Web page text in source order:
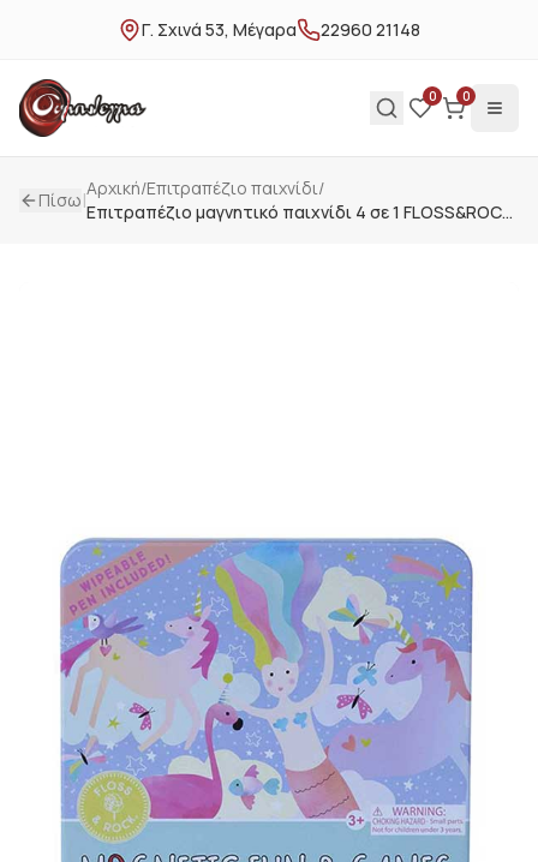
Γ. Σχινά 53, Μέγαρα 22960 21148
0 0
Πίσω|Αρχική/Επιτραπέζιο παιχνίδι/
Επιτραπέζιο μαγνητικό παιχνίδι 4 σε 1 FLOSS&ROCK